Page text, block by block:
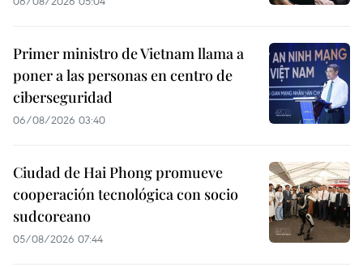
Primer ministro de Vietnam llama a
poner a las personas en centro de
ciberseguridad
06/08/2026 03:40
Ciudad de Hai Phong promueve
cooperación tecnológica con socio
sudcoreano
05/08/2026 07:44